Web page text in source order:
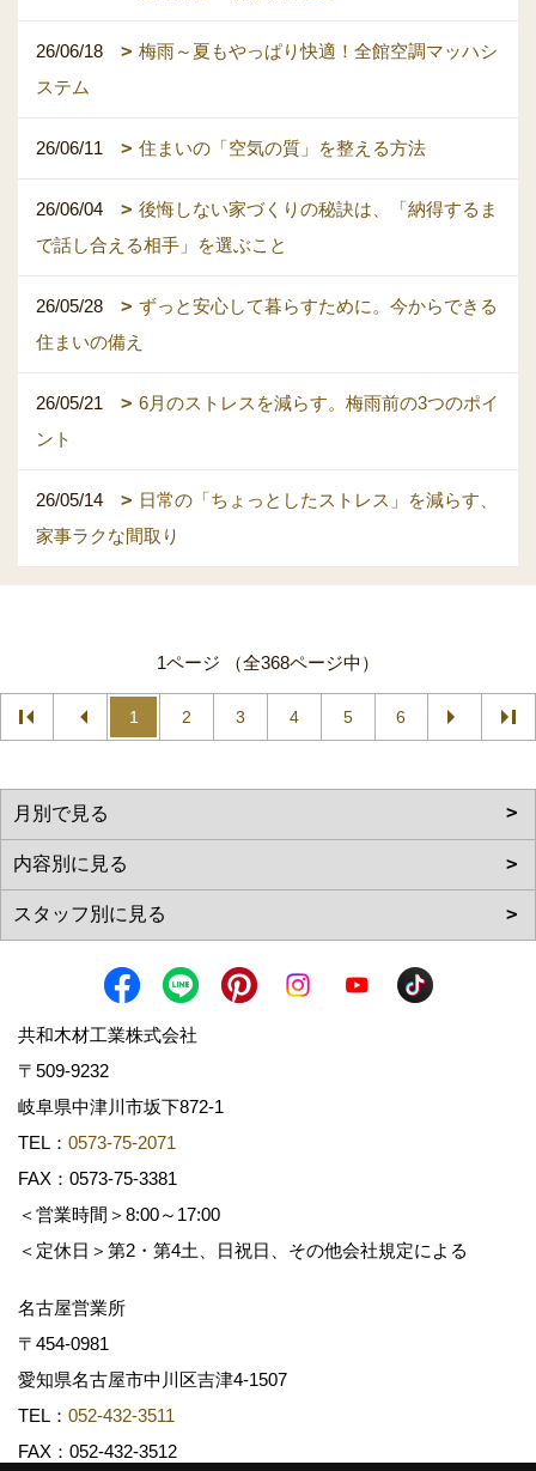
26/06/18
梅雨～夏もやっぱり快適！全館空調マッハシ
ステム
26/06/11 住まいの「空気の質」を整える方法
26/06/04
後悔しない家づくりの秘訣は、「納得するま
で話し合える相手」を選ぶこと
26/05/28
ずっと安心して暮らすために。今からできる
住まいの備え
26/05/21
6月のストレスを減らす。梅雨前の3つのポイ
ント
26/05/14
日常の「ちょっとしたストレス」を減らす、
家事ラクな間取り
1ページ （全368ページ中）
1 2 3 4 5 6
共和木材工業株式会社
〒509-9232
岐阜県中津川市坂下872‐1
TEL： 0573-75-2071
FAX：0573-75-3381
＜営業時間＞8:00～17:00
＜定休日＞第2・第4土、日祝日、その他会社規定による
名古屋営業所
〒454-0981
愛知県名古屋市中川区吉津4-1507
TEL： 052-432-3511
FAX：052-432-3512